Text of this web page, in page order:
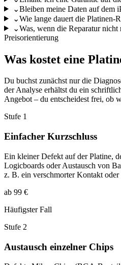
⌄Bleiben meine Daten auf dem
⌄Wie lange dauert die Platinen-
⌄Was, wenn die Reparatur nicht
Preisorientierung
Was kostet eine
Du buchst zunächst nur die
der Analyse erhältst du ein
Angebot – du entscheidest frei, ob
Stufe 1
Einfacher Kurzschluss
Ein kleiner Defekt auf der Platine,
Logicboards oder Austausch von
z. B. ein verschmorter Kontakt
ab 99 €
Häufigster Fall
Stufe 2
Austausch einzelner Chips